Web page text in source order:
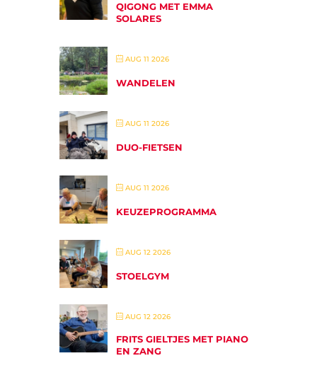
QIGONG MET EMMA
SOLARES
AUG 11 2026
WANDELEN
AUG 11 2026
DUO-FIETSEN
AUG 11 2026
KEUZEPROGRAMMA
AUG 12 2026
STOELGYM
AUG 12 2026
FRITS GIELTJES MET PIANO
EN ZANG